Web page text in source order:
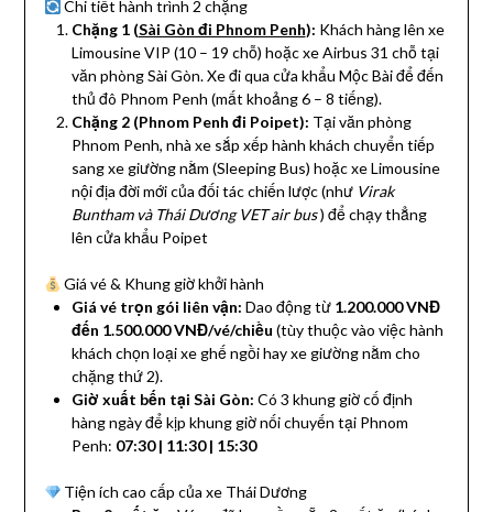
Chi tiết hành trình 2 chặng
Chặng 1 (Sài Gòn đi Phnom Penh): Khách hàng lên xe
Limousine VIP (10 – 19 chỗ) hoặc xe Airbus 31 chỗ tại
văn phòng Sài Gòn. Xe đi qua cửa khẩu Mộc Bài để đến
thủ đô Phnom Penh (mất khoảng 6 – 8 tiếng).
Chặng 2 (Phnom Penh đi Poipet): Tại văn phòng
Phnom Penh, nhà xe sắp xếp hành khách chuyển tiếp
sang xe giường nằm (Sleeping Bus) hoặc xe Limousine
nội địa đời mới của đối tác chiến lược (như Virak
Buntham và Thái Dương VET air bus) để chạy thẳng
lên cửa khẩu Poipet
Giá vé & Khung giờ khởi hành
Giá vé trọn gói liên vận: Dao động từ 1.200.000 VNĐ
đến 1.500.000 VNĐ/vé/chiều (tùy thuộc vào việc hành
khách chọn loại xe ghế ngồi hay xe giường nằm cho
chặng thứ 2).
Giờ xuất bến tại Sài Gòn: Có 3 khung giờ cố định
hàng ngày để kịp khung giờ nối chuyến tại Phnom
Penh: 07:30 | 11:30 | 15:30
Tiện ích cao cấp của xe Thái Dương